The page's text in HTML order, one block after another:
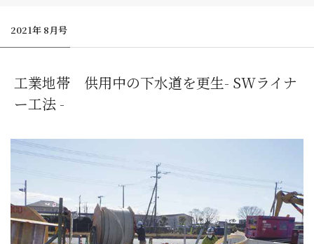
2021年 8月号
工業地帯 供用中の下水道を更生- SWライナ
ー工法 -